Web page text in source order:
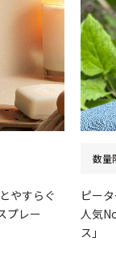
やすらぐ
プレー
数量
ピー
人気
ス」